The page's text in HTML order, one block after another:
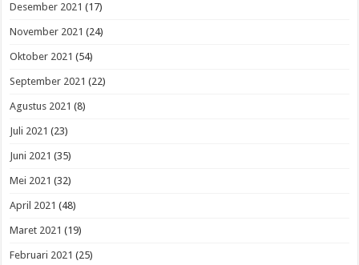
Desember 2021 (17)
November 2021 (24)
Oktober 2021 (54)
September 2021 (22)
Agustus 2021 (8)
Juli 2021 (23)
Juni 2021 (35)
Mei 2021 (32)
April 2021 (48)
Maret 2021 (19)
Februari 2021 (25)